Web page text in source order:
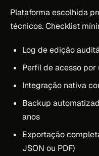
Plataforma escolhida
técnicos. Checklist
Log de edição
Perfil de acesso
Integração nativa
Backup
anos
Exportação
JSON ou PDF)